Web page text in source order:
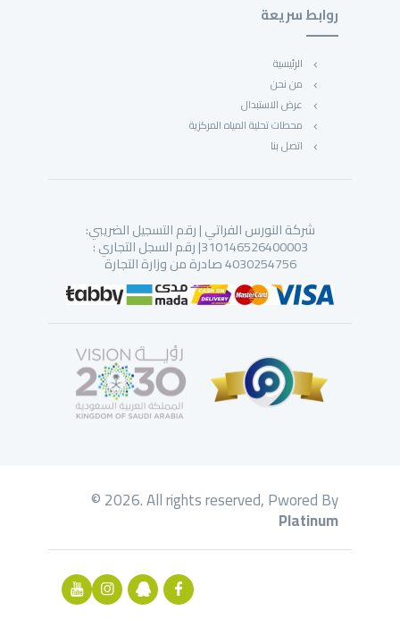
روابط سريعة
الرئيسية
من نحن
عرض الاستبدال
محطات تحلية المياه المركزية
اتصل بنا
شركة النورس الفراتي | رقم التسجيل الضريبي:
310146526400003| رقم السجل التجاري :
4030254756 صادرة من وزارة التجارة
© 2026. All rights reserved, Pwored By
Platinum